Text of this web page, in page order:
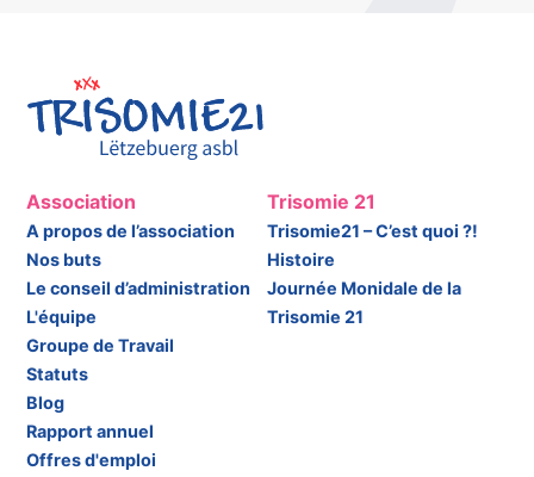
Association
A propos de l’association
Nos buts
Le conseil d’administration
L'équipe
Groupe de Travail
Statuts
Blog
Rapport annuel
Offres d'emploi
Trisomie 21
Trisomie21 – C’est quoi ?!
Histoire
Journée Monidale de la
Trisomie 21